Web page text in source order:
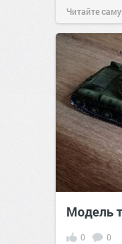
Читайте
Модель
0 0